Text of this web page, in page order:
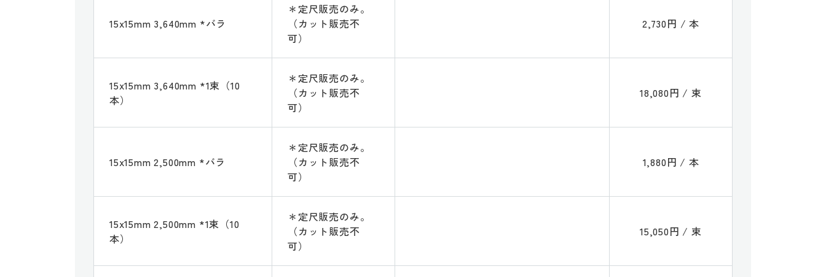
15x15mm 3,640mm *バラ
＊定尺販売のみ。
（カット販売不
可）
2,730円 / 本
15x15mm 3,640mm *1束（10
本）
＊定尺販売のみ。
（カット販売不
可）
18,080円 / 束
15x15mm 2,500mm *バラ
＊定尺販売のみ。
（カット販売不
可）
1,880円 / 本
15x15mm 2,500mm *1束（10
本）
＊定尺販売のみ。
（カット販売不
可）
15,050円 / 束